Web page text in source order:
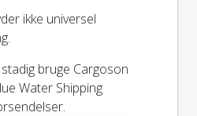
ikke universel
bruge Cargoson
Water Shipping